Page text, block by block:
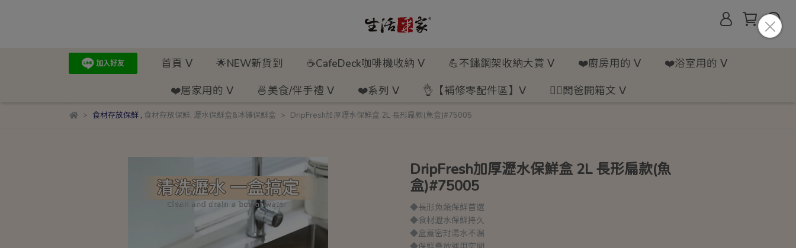
首頁 ᐯ 🌟NEW新貨到 ☕CafeDeck咖啡機收納 ᐯ 💪不鏽鋼架收納大賞 ᐯ ❤️廚房用的 ᐯ ❤️浴室用的 ᐯ
❤️居家用的 ᐯ 🍜美食/伴手禮 ᐯ ❤️系列 ᐯ 👌【補修零配件區】ᐯ 💁‍♂️闆爸開箱文 ᐯ
食材存放保鮮, 食材存放保鮮, 瀝水保鮮盒&冰磚保鮮盒 DripFresh加厚瀝水保鮮盒 2L 長形扁款(魚盒)#75005
DripFresh加厚瀝水保鮮盒 2L 長形扁款(魚
盒)#75005
◆長形魚類保鮮首選
◆食材瀝水保鮮持久
◆盒蓋密封湯水不漏
◆保鮮疊放運用空間